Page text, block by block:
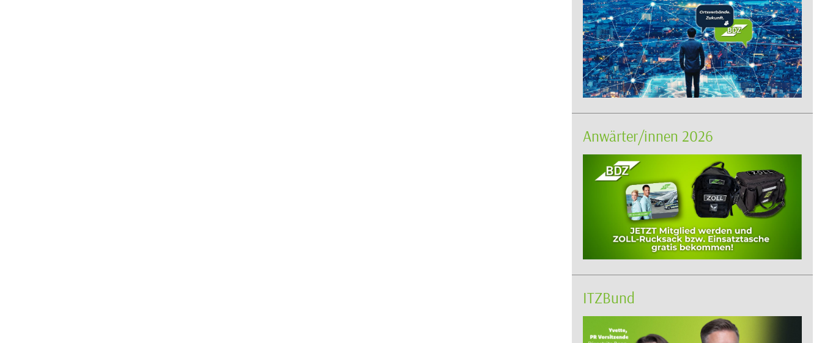
Anwärter/innen 2026
ITZBund